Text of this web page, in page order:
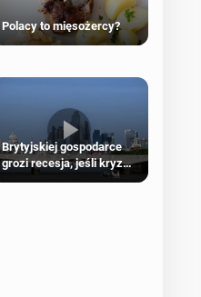
Polacy to mięsożercy?
Brytyjskiej gospodarce
grozi recesja, jeśli kryzys
na Bliskim Wschodzie się